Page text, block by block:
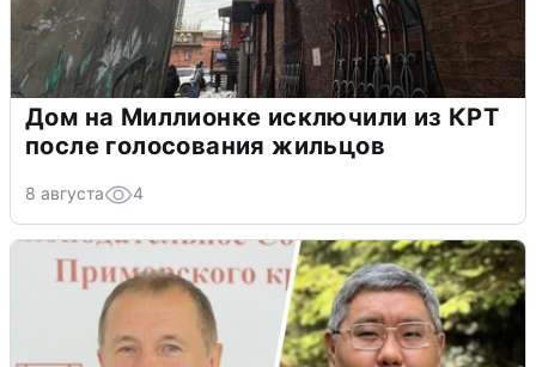
Дом на Миллионке исключили из КРТ
после голосования жильцов
8 августа 4